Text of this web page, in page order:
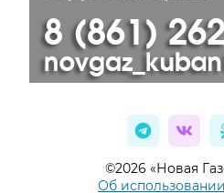
©2026 «Новая
Об